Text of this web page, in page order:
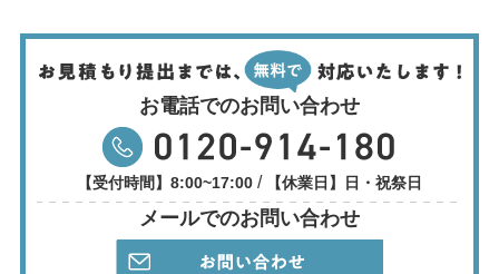
お電話でのお問い合わせ
【受付時間】8:00~17:00 / 【休業日】日・祝祭日
メールでのお問い合わせ